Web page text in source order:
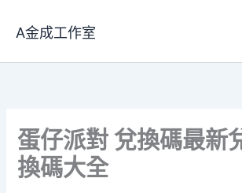
要
A金成工作室
蛋仔派對 兌換碼最新
換碼大全